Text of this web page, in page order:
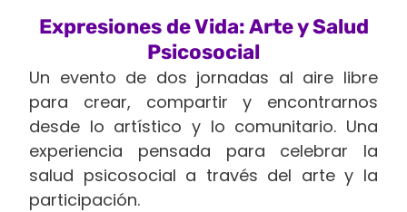
Expresiones de Vida: Arte y Salud
Psicosocial
Un evento de dos jornadas al aire libre
para crear, compartir y encontrarnos
desde lo artístico y lo comunitario. Una
experiencia pensada para celebrar la
salud psicosocial a través del arte y la
participación.